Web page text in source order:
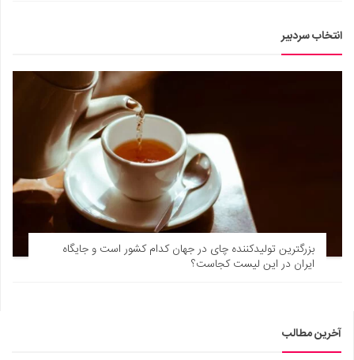
انتخاب سردبیر
بزرگترین تولیدکننده چای در جهان کدام کشور است و جایگاه
ایران در این لیست کجاست؟
آخرین مطالب